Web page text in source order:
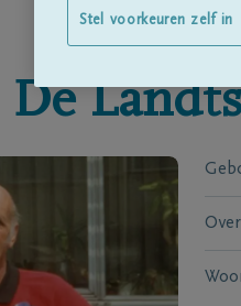
De
Stel voorkeuren zelf in